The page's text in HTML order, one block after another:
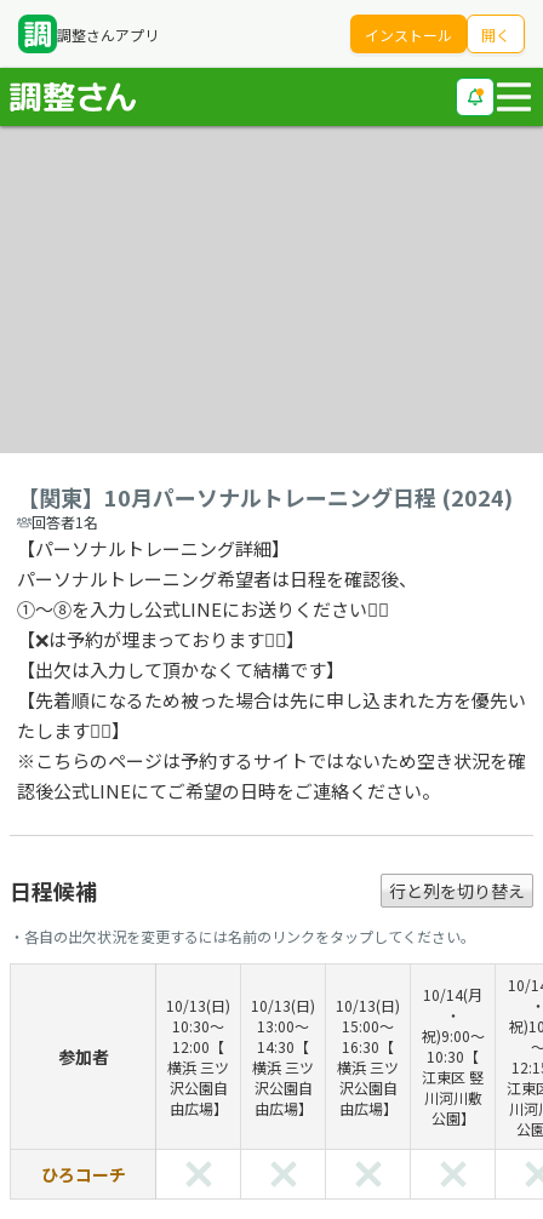
調整さんアプリ インストール 開く
【関東】10月パーソナルトレーニング日程 (2024)
回答者1名
【パーソナルトレーニング詳細】
パーソナルトレーニング希望者は日程を確認後、
①〜⑧を入力し公式LINEにお送りください🙇‍♂️
【❌は予約が埋まっております🙇‍♂️】
【出欠は入力して頂かなくて結構です】
【先着順になるため被った場合は先に申し込まれた方を優先い
たします🙇‍♂️】
※こちらのページは予約するサイトではないため空き状況を確
認後公式LINEにてご希望の日時をご連絡ください。
日程候補 行と列を切り替え
・各自の出欠状況を変更するには名前のリンクをタップしてください。
参加者
10/13(日)
10:30〜
12:00【
横浜 三ツ
沢公園自
由広場】
10/13(日)
13:00〜
14:30【
横浜 三ツ
沢公園自
由広場】
10/13(日)
15:00〜
16:30【
横浜 三ツ
沢公園自
由広場】
10/14(月
・
祝)9:00〜
10:30【
江東区 竪
川河川敷
公園】
10/
祝
江東
川河
公
ひろコーチ